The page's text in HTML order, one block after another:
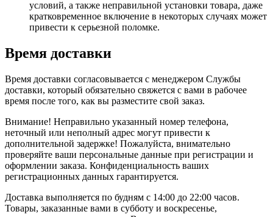
условий, а также неправильной установки товара, даже
кратковременное включение в некоторых случаях может
привести к серьезной поломке.
Время доставки
Время доставки согласовывается с менеджером Службы
доставки, который обязательно свяжется с вами в рабочее
время после того, как вы разместите свой заказ.
Внимание! Неправильно указанный номер телефона,
неточный или неполный адрес могут привести к
дополнительной задержке! Пожалуйста, внимательно
проверяйте ваши персональные данные при регистрации и
оформлении заказа. Конфиденциальность ваших
регистрационных данных гарантируется.
Доставка выполняется по будням с 14:00 до 22:00 часов.
Товары, заказанные вами в субботу и воскресенье,